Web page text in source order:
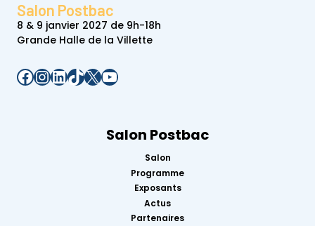
Salon Postbac
8 & 9 janvier 2027 de 9h-18h
Grande Halle de la Villette
Facebook
Instagram
LinkedIn
TikTok
X YouTube
Salon Postbac
Salon
Programme
Exposants
Actus
Partenaires